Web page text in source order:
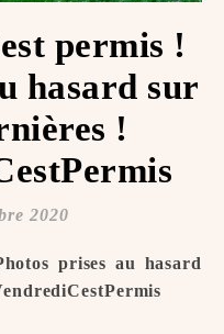
permis !
hasard sur
!
2020